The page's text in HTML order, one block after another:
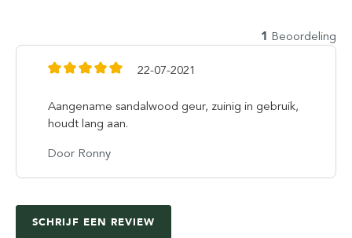
1 Beoordeling
22-07-2021
Aangename sandalwood geur, zuinig in gebruik,
houdt lang aan.
Door Ronny
SCHRIJF EEN REVIEW